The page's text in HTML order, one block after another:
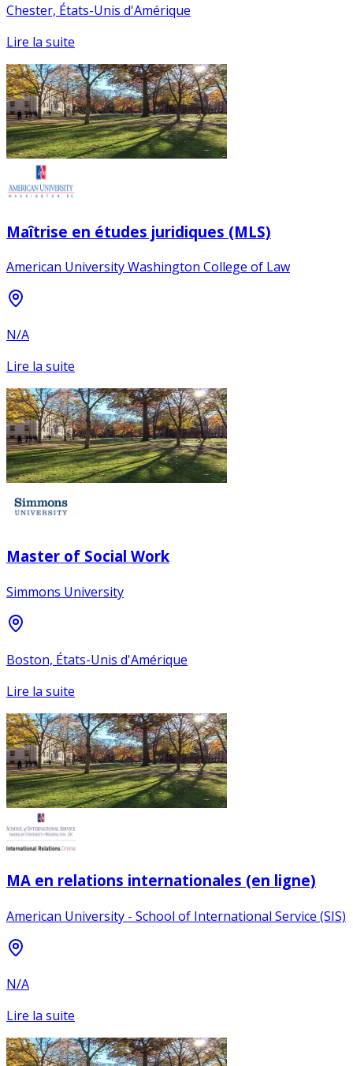
Chester, États-Unis d'Amérique
Lire la suite
Maîtrise en études juridiques (MLS)
American University Washington College of Law
N/A
Lire la suite
Master of Social Work
Simmons University
Boston, États-Unis d'Amérique
Lire la suite
MA en relations internationales (en ligne)
American University - School of International Service (SIS)
N/A
Lire la suite